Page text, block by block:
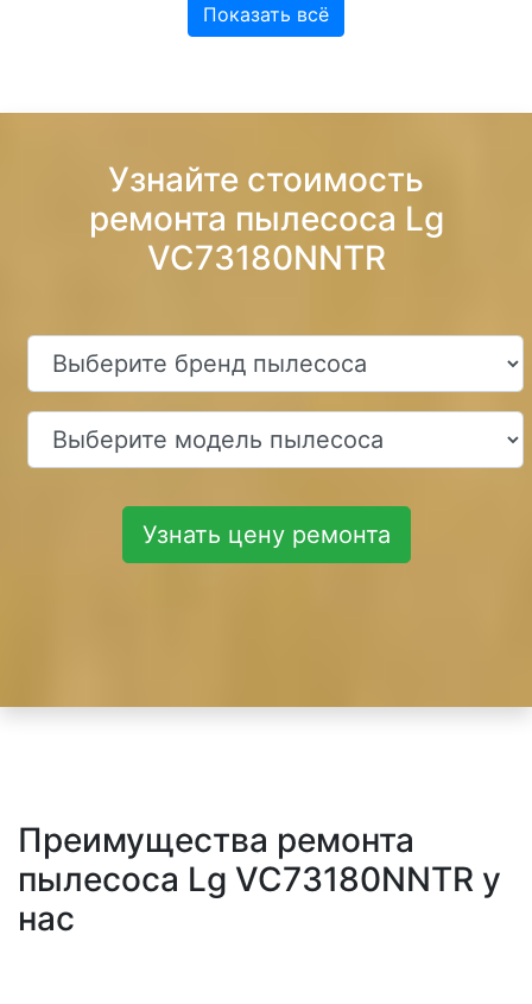
Показать всё
Узнайте стоимость
ремонта пылесоса Lg
VC73180NNTR
Узнать цену ремонта
Преимущества ремонта
пылесоса Lg VC73180NNTR у
нас